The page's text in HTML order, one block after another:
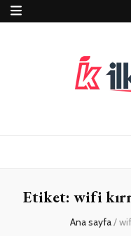
ve
Etiket: wifi
Ana sayfa/